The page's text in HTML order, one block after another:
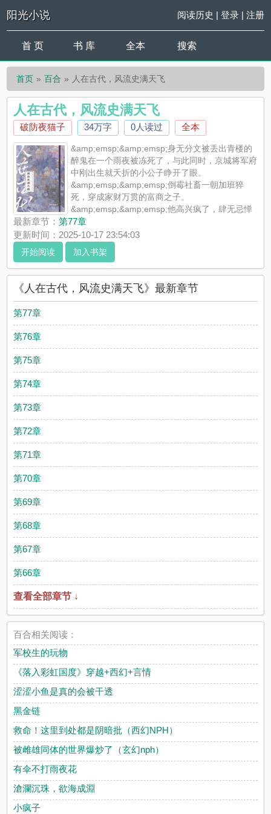
阳光小说 阅读历史 | 登录| 注册
首 页 书 库 全本 搜索
首页 百合 人在古代，风流史满天飞
人在古代，风流史满天飞
破防夜猫子 34万字 0人读过 全本
&amp;emsp;&amp;emsp;身无分文被丢出青楼的
醉鬼在一个雨夜被冻死了，与此同时，京城将军府
中刚出生就夭折的小公子睁开了眼。
&amp;emsp;&amp;emsp;倒霉社畜一朝加班猝
死，穿成家财万贯的富商之子。
&amp;emsp;&amp;emsp;他高兴疯了，肆无忌惮
地挥霍金钱，最后家财散尽，落魄.. ...
《人在古代，风流史满天飞》是破防夜猫子精心创作的百合，阳
光小说实时更新人在古代，风流史满天飞最新章节并且提供无弹
窗阅读，书友所发表的人在古代，风流史满天飞评论，并不代表
阳光小说赞同或者支持人在古代，风流史满天飞读者的观点。
最新章节：第77章
更新时间：2025-10-17 23:54:03
开始阅读 加入书架
《人在古代，风流史满天飞》最新章节
第77章
第76章
第75章
第74章
第73章
第72章
第71章
第70章
第69章
第68章
第67章
第66章
查看全部章节 ↓
百合相关阅读：
军校生的玩物
《落入彩虹国度》穿越+西幻+言情
涩涩小鱼是真的会被干透
黑金链
救命！这里到处都是阴暗批（西幻NPH）
被雌雄同体的世界爆炒了（玄幻nph）
有伞不打雨夜花
滄瀾沉珠，欲海成淵
小疯子